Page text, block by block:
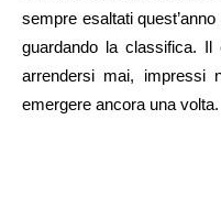
sempre esaltati
guardando la classifica.
arrendersi mai, impressi
emergere ancora una volta.